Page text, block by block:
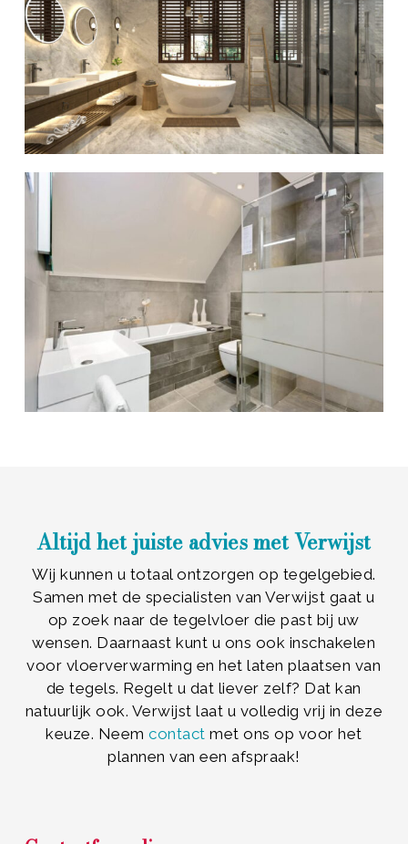
Altijd het juiste advies met Verwijst
Wij kunnen u totaal ontzorgen op tegelgebied.
Samen met de specialisten van Verwijst gaat u
op zoek naar de tegelvloer die past bij uw
wensen. Daarnaast kunt u ons ook inschakelen
voor vloerverwarming en het laten plaatsen van
de tegels. Regelt u dat liever zelf? Dat kan
natuurlijk ook. Verwijst laat u volledig vrij in deze
keuze. Neemcontactmet ons op voor het
plannen van een afspraak!